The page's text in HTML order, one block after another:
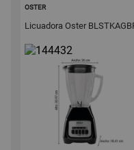
OSTER
Licuadora Oster